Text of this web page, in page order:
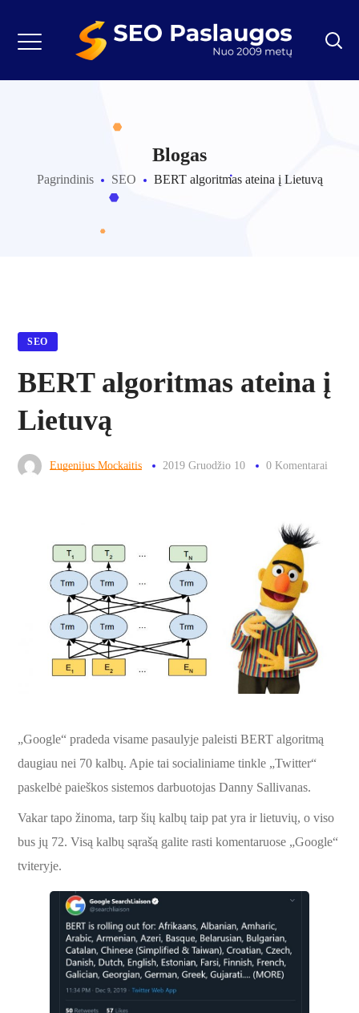
Blogas
Pagrindinis SEO BERT algoritmas ateina į Lietuvą
SEO
BERT algoritmas ateina į
Lietuvą
Eugenijus Mockaitis 2019 Gruodžio 10 0 Komentarai
„Google“ pradeda visame pasaulyje paleisti BERT algoritmą
daugiau nei 70 kalbų. Apie tai socialiniame tinkle „Twitter“
paskelbė paieškos sistemos darbuotojas Danny Sallivanas.
Vakar tapo žinoma, tarp šių kalbų taip pat yra ir lietuvių, o viso
bus jų 72. Visą kalbų sąrašą galite rasti komentaruose „Google“
tviteryje.